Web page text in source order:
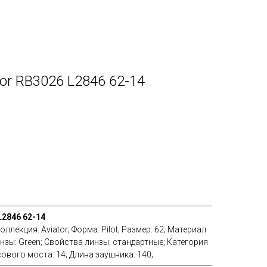
RB3026 L2846 62-14
62-14
Aviator; Форма: Pilot; Размер: 62; Материал
Green; Cвойства линзы: стандартные; Категория
моста: 14; Длина заушника: 140;